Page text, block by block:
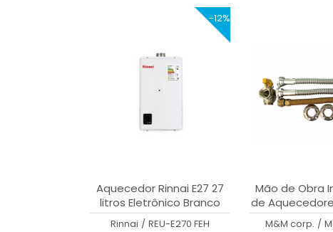
-12%
Aquecedor Rinnai E27 27
litros Eletrônico Branco
Rinnai / REU-E270 FEH
Mão de Obra
de
kit 0,30 +
M&M corp. /